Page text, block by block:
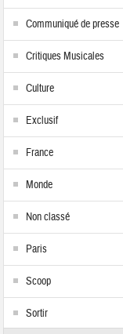
Communiqué de presse
Critiques Musicales
Culture
Exclusif
France
Monde
Non classé
Paris
Scoop
Sortir